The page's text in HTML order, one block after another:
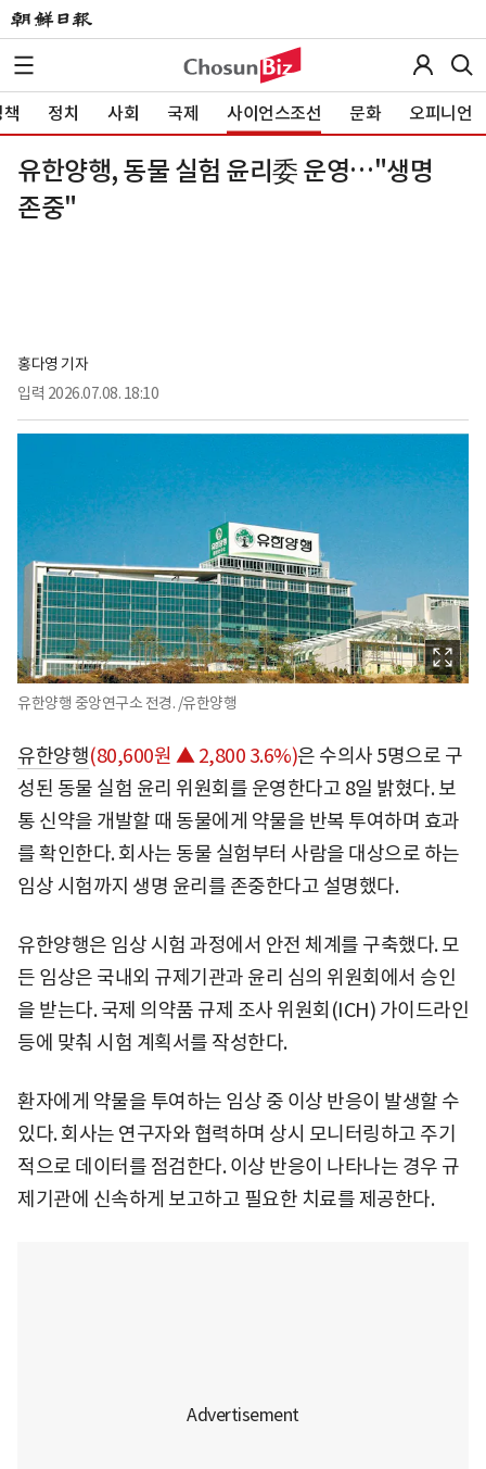
정치 사회 국제 사이언스조선 문화 오피니언
유한양행, 동물 실험 윤리委 운영…"생명
존중"
홍다영 기자
입력 2026.07.08. 18:10
유한양행 중앙연구소 전경. /유한양행
유한양행(80,600원 ▲ 2,800 3.6%)은 수의사 5명으로 구
성된 동물 실험 윤리 위원회를 운영한다고 8일 밝혔다. 보
통 신약을 개발할 때 동물에게 약물을 반복 투여하며 효과
를 확인한다. 회사는 동물 실험부터 사람을 대상으로 하는
임상 시험까지 생명 윤리를 존중한다고 설명했다.
유한양행은 임상 시험 과정에서 안전 체계를 구축했다. 모
든 임상은 국내외 규제기관과 윤리 심의 위원회에서 승인
을 받는다. 국제 의약품 규제 조사 위원회(ICH) 가이드라인
등에 맞춰 시험 계획서를 작성한다.
환자에게 약물을 투여하는 임상 중 이상 반응이 발생할 수
있다. 회사는 연구자와 협력하며 상시 모니터링하고 주기
적으로 데이터를 점검한다. 이상 반응이 나타나는 경우 규
제기관에 신속하게 보고하고 필요한 치료를 제공한다.